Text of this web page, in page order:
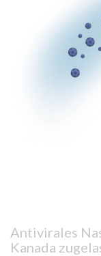
Antivirales
Kanada